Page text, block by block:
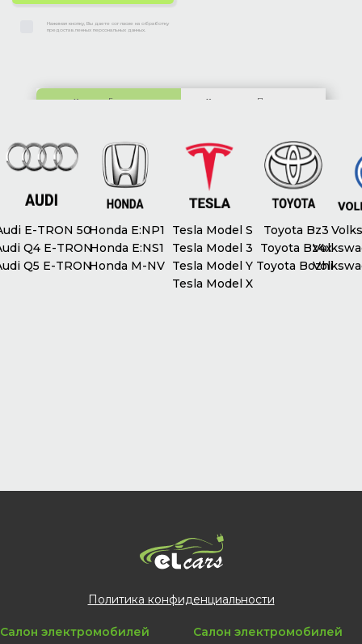
Нажимая кнопку, Вы даете согласие на обработку
предоставленных персональных данных.
Киев:ул. Гетьмана
Харьков:
ул. Полтавское
E-TRON 50
Q4 E-TRON
Q5 E-TRON
Honda E:NP1
Honda E:NS1
Honda M-NV
Tesla Model S
Tesla Model 3
Tesla Model Y
Tesla Model X
Toyota Bz3
Toyota Bz4x
Toyota Bozhi
Политика конфиденциальности
Салон электромобилей Салон электромобилей